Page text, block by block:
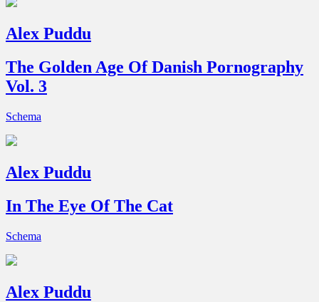
Alex Puddu
The Golden Age Of Danish Pornography
Vol. 3
Schema
Alex Puddu
In The Eye Of The Cat
Schema
Alex Puddu